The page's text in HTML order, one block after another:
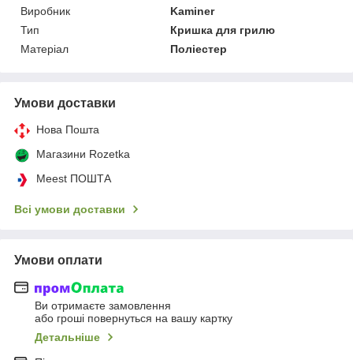
Виробник
Kaminer
Тип
Кришка для грилю
Матеріал
Поліестер
Умови доставки
Нова Пошта
Магазини Rozetka
Meest ПОШТА
Всі умови доставки
Умови оплати
Ви отримаєте замовлення
або гроші повернуться на вашу картку
Детальніше